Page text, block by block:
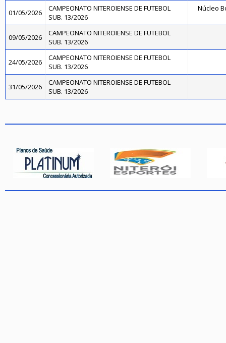
01/05/2026
CAMPEONATO NITEROIENSE DE FUTEBOL
SUB. 13/2026
Núcleo
09/05/2026
CAMPEONATO NITEROIENSE DE FUTEBOL
SUB. 13/2026
24/05/2026
CAMPEONATO NITEROIENSE DE FUTEBOL
SUB. 13/2026
31/05/2026
CAMPEONATO NITEROIENSE DE FUTEBOL
SUB. 13/2026